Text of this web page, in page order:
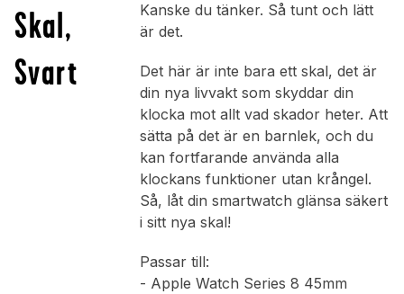
Skal,
Svart
Kanske du tänker. Så tunt och lätt
är det.
Det här är inte bara ett skal, det är
din nya livvakt som skyddar din
klocka mot allt vad skador heter. Att
sätta på det är en barnlek, och du
kan fortfarande använda alla
klockans funktioner utan krångel.
Så, låt din smartwatch glänsa säkert
i sitt nya skal!
Passar till:
- Apple Watch Series 8 45mm